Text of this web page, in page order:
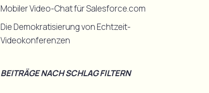
Mobiler Video-Chat für Salesforce.com
Die Demokratisierung von Echtzeit-
Videokonferenzen
BEITRÄGE NACH SCHLAG FILTERN